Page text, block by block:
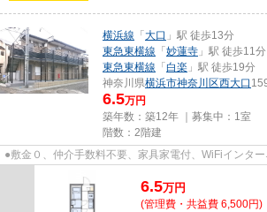
横浜線 「 大口 」駅 徒歩13分
東急東横線 「 妙蓮寺 」駅 徒歩11分
東急東横線 「 白楽 」駅 徒歩19分
神奈川県横浜市神奈川区西大口
6.5万円
築年数：築12年 ｜募集中： 1室
階数：2階建
●敷金０、仲介手数料不要、家具家電付、WiFiインター
6.5万円
(管理費・共益費 6,500円)